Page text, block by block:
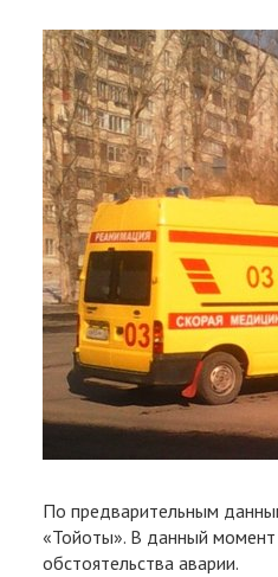
По предварительным
«Тойоты». В данный
обстоятельства аварии.